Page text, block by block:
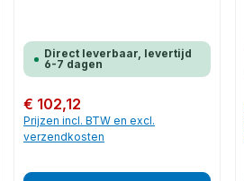
Direct leverbaar, levertijd
6-7 dagen
Normale prijs:
€ 102,12
Prijzen incl. BTW en excl.
verzendkosten